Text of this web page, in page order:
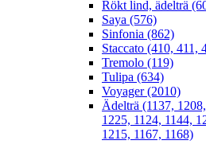
Rökt lind, ädelträ
Saya (576)
Sinfonia (862)
Staccato (410, 411,
Tremolo (119)
Tulipa (634)
Voyager (2010)
Ädelträ (1137,
1225, 1124, 1144,
1215, 1167, 1168)